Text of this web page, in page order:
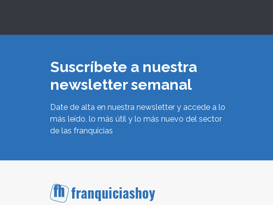
Suscríbete a nuestra
newsletter semanal
Date de alta en nuestra newsletter y accede a lo
más leído, lo más útil y lo más nuevo del sector
de las franquicias